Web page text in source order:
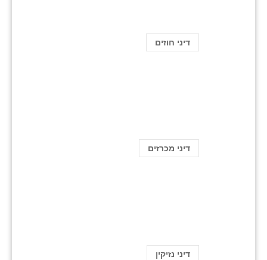
דיני חוזים
דיני מכרזים
דיני נזיקין